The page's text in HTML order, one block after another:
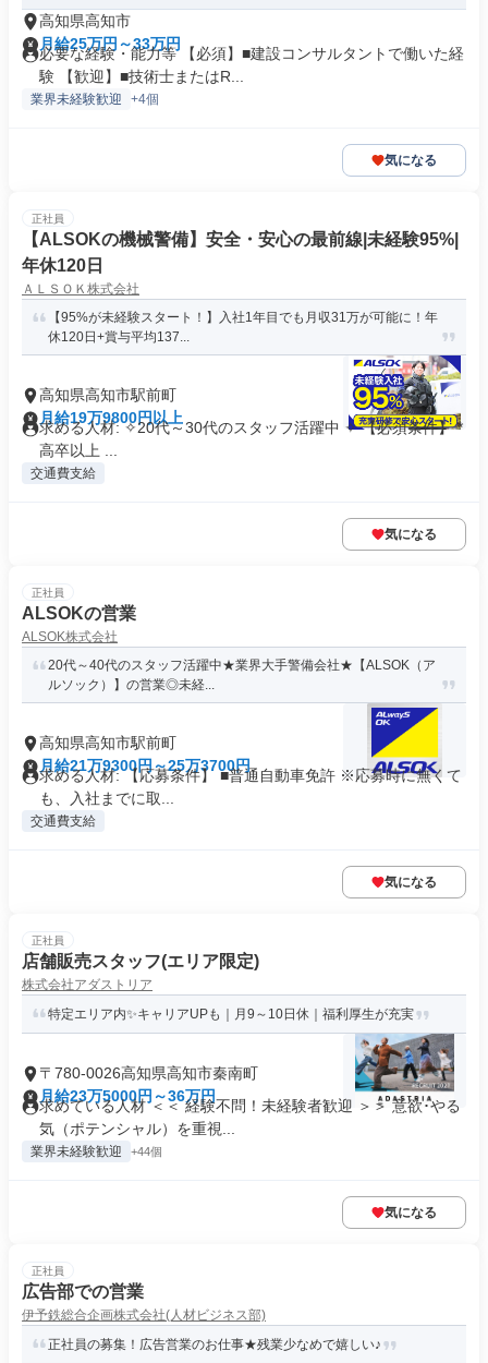
高知県高知市
月給25万円～33万円
必要な経験・能力等 【必須】■建設コンサルタントで働いた経
験 【歓迎】■技術士またはR...
業界未経験歓迎 +4個
気になる
正社員
【ALSOKの機械警備】安全・安心の最前線|未経験95%|
年休120日
ＡＬＳＯＫ株式会社
【95%が未経験スタート！】入社1年目でも月収31万が可能に！年
休120日+賞与平均137...
高知県高知市駅前町
月給19万9800円以上
求める人材: ✧20代～30代のスタッフ活躍中 ✧ 【必須条件】 *
高卒以上 ...
交通費支給
気になる
正社員
ALSOKの営業
ALSOK株式会社
20代～40代のスタッフ活躍中★業界大手警備会社★【ALSOK（ア
ルソック）】の営業◎未経...
高知県高知市駅前町
月給21万9300円～25万3700円
求める人材: 【応募条件】 ■普通自動車免許 ※応募時に無くて
も、入社までに取...
交通費支給
気になる
正社員
店舗販売スタッフ(エリア限定)
株式会社アダストリア
特定エリア内✨キャリアUPも｜月9～10日休｜福利厚生が充実
〒780-0026高知県高知市秦南町
月給23万5000円～36万円
求めている人材 ＜＜ 経験不問！未経験者歓迎 ＞＞ 意欲･やる
気（ポテンシャル）を重視...
業界未経験歓迎 +44個
気になる
正社員
広告部での営業
伊予鉄総合企画株式会社(人材ビジネス部)
正社員の募集！広告営業のお仕事★残業少なめで嬉しい♪